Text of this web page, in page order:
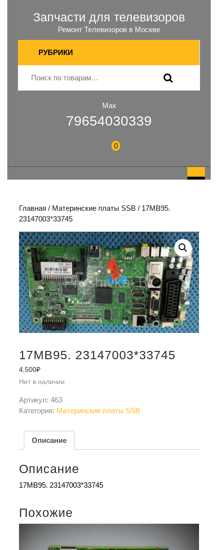
Запчасти для телевизоров
Ремонт Телевизоров в Москве
РУБРИКИ
Max
79654030339
0
Главная / Материнские платы SSB / 17MB95.
23147003*33745
17MB95. 23147003*33745
4,500₽
Нет в наличии
Артикул: 463
Категория: Материнские платы SSB
Описание
Описание
17MB95. 23147003*33745
Похожие